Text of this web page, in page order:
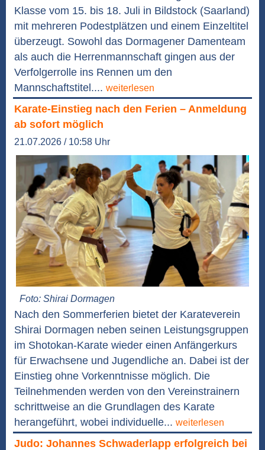
Klasse vom 15. bis 18. Juli in Bildstock (Saarland)
mit mehreren Podestplätzen und einem Einzeltitel
überzeugt. Sowohl das Dormagener Damenteam
als auch die Herrenmannschaft gingen aus der
Verfolgerrolle ins Rennen um den
Mannschaftstitel.... weiterlesen
Karate-Einstieg nach den Ferien – Anmeldung
ab sofort möglich
21.07.2026 / 10:58 Uhr
Foto: Shirai Dormagen
Nach den Sommerferien bietet der Karateverein
Shirai Dormagen neben seinen Leistungsgruppen
im Shotokan-Karate wieder einen Anfängerkurs
für Erwachsene und Jugendliche an. Dabei ist der
Einstieg ohne Vorkenntnisse möglich. Die
Teilnehmenden werden von den Vereinstrainern
schrittweise an die Grundlagen des Karate
herangeführt, wobei individuelle... weiterlesen
Judo: Johannes Schwaderlapp erfolgreich bei